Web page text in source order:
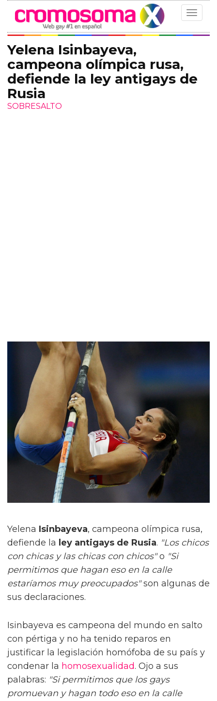
Toggle
Yelena Isinbayeva,
campeona olímpica rusa,
defiende la ley antigays de
Rusia
SOBRESALTO
Yelena Isinbayeva, campeona olímpica rusa,
defiende la ley antigays de Rusia. "Los chicos
con chicas y las chicas con chicos"o "Si
permitimos que hagan eso en la calle
estaríamos muy preocupados"son algunas de
sus declaraciones.
Isinbayeva es campeona del mundo en salto
con pértiga y no ha tenido reparos en
justificar la legislación homófoba de su país y
condenar la homosexualidad. Ojo a sus
palabras: "Si permitimos que los gays
promuevan y hagan todo eso en la calle